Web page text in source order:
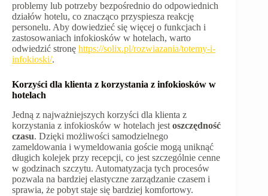
problemy lub potrzeby bezpośrednio do odpowiednich
działów hotelu, co znacząco przyspiesza reakcję
personelu. Aby dowiedzieć się więcej o funkcjach i
zastosowaniach infokiosków w hotelach, warto
odwiedzić stronę https://solix.pl/rozwiazania/totemy-i-
infokioski/.
Korzyści dla klienta z korzystania z infokiosków w
hotelach
Jedną z najważniejszych korzyści dla klienta z
korzystania z infokiosków w hotelach jest oszczędność
czasu. Dzięki możliwości samodzielnego
zameldowania i wymeldowania goście mogą uniknąć
długich kolejek przy recepcji, co jest szczególnie cenne
w godzinach szczytu. Automatyzacja tych procesów
pozwala na bardziej elastyczne zarządzanie czasem i
sprawia, że pobyt staje się bardziej komfortowy.